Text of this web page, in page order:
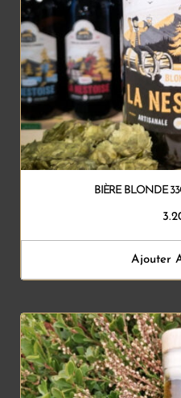
BIÈRE BLONDE
Ajouter